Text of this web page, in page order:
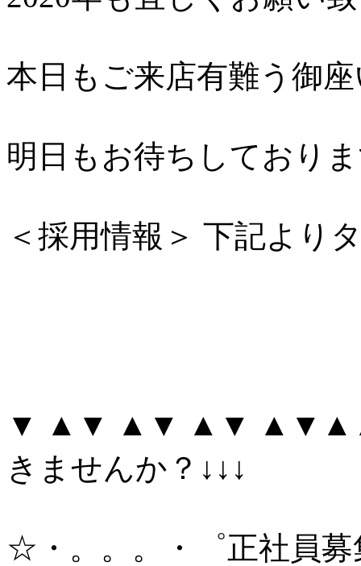
本日もご来店有難う御
明日もお待ちしており
＜採用情報＞ 下記より
▼ ▲▼ ▲▼ ▲▼
きませんか？↓↓↓
☆・。。。・゜正社員